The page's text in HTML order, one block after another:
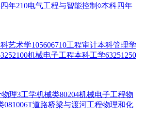
年210电气工程与智能控制◊本科四年
艺术学105606710工程审计本科管理学
机械电子工程本科工学63251250
理3工学机械类80204机械电子工程物
道路桥梁与渡河工程物理和化